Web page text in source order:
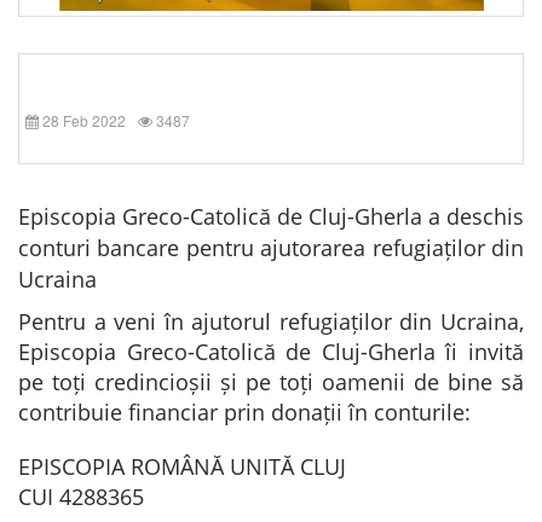
28 Feb 2022 3487
Episcopia Greco-Catolică de Cluj-Gherla a deschis
conturi bancare pentru ajutorarea refugiaților din
Ucraina
Pentru a veni în ajutorul refugiaților din Ucraina,
Episcopia Greco-Catolică de Cluj-Gherla îi invită
pe toți credincioșii și pe toți oamenii de bine să
contribuie financiar prin donații în conturile:
EPISCOPIA ROMÂNĂ UNITĂ CLUJ
CUI 4288365